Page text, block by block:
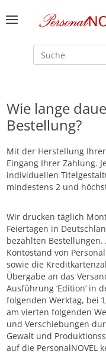
Suche
Wie lange
Bestellung?
Mit der Herstellung
Eingang Ihrer Zahlung.
individuellen
mindestens 2 und
Wir drucken täglich
Feiertagen in
bezahlten
Kontostand von
sowie die
Übergabe an das
Ausführung ‘Edition’ in
folgenden Werktag, bei
am vierten folgenden
und Verschiebungen
Gewalt und
auf die PersonalNOVEL